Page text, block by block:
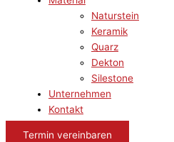
Naturstein
Keramik
Quarz
Dekton
Silestone
Unternehmen
Kontakt
Termin vereinbaren